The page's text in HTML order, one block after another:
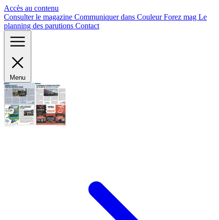
Accès au contenu
Consulter le magazine Communiquer dans Couleur Forez mag Le
planning des parutions Contact
Menu
Panneau de gestion des cookies